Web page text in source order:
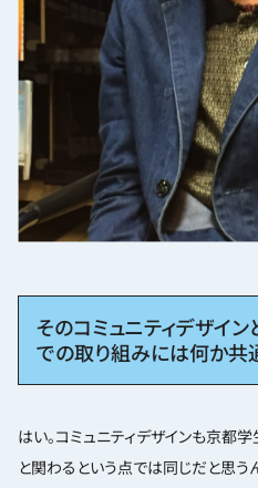
そのコミュニティデザイ
での取り組みには何か共
はい。コミュニティデザインも京都
と関わるという点では同じだと思う